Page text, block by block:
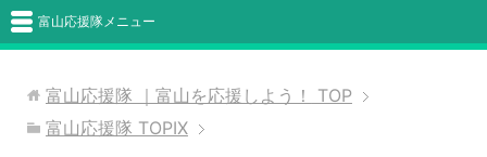
富山応援隊メニュー
富山応援隊 ｜富山を応援しよう！
TOP
富山応援隊 TOPIX